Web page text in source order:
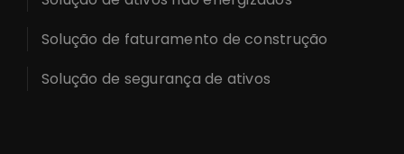
Solução de faturamento de construção
Solução de segurança de ativos